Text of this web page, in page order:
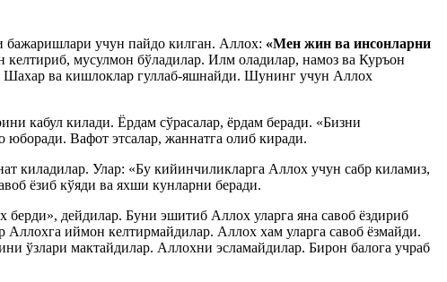
бажаришлари учун пайдо килган. Аллох: «Мен жин ва инсонларни
мусулмон бўладилар. Илм оладилар, намоз ва Куръон
ва кишлоклар гуллаб-яшнайди. Шунинг учун Аллох
кабул килади. Ёрдам сўрасалар, ёрдам беради. «Бизни
юборади. Вафот этсалар, жаннатга олиб киради.
киладилар. Улар: «Бу кийинчиликларга Аллох учун сабр киламиз,
ёзиб кўяди ва яхши кунларни беради.
дейдилар. Буни эшитиб Аллох уларга яна савоб ёздириб
иймон келтирмайдилар. Аллох хам уларга савоб ёзмайди.
ўзлари мактайдилар. Аллохни эсламайдилар. Бирон балога учраб